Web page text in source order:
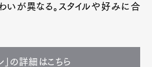
いが異なる。スタイルや好みに合
レ」の詳細はこちら